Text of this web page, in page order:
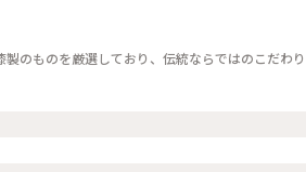
のものを厳選しており、伝統ならではのこだわ